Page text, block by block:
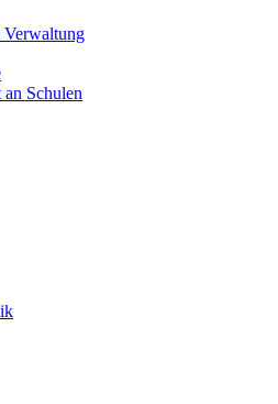
Verwaltung
an Schulen